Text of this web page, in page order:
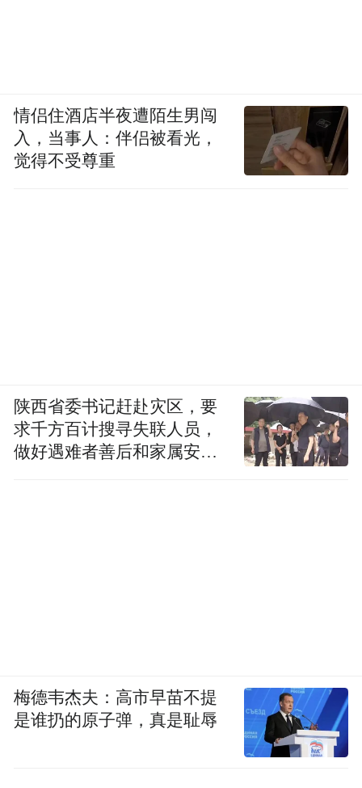
情侣住酒店半夜遭陌生男闯
入，当事人：伴侣被看光，
觉得不受尊重
陕西省委书记赶赴灾区，要
求千方百计搜寻失联人员，
做好遇难者善后和家属安抚
梅德韦杰夫：高市早苗不提
是谁扔的原子弹，真是耻辱